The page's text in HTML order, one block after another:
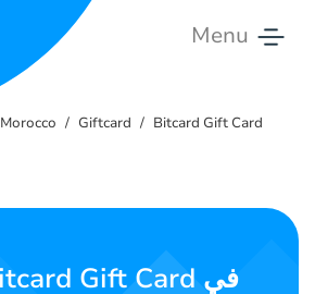
Menu
Morocco Giftcard Bitcard Gift Card